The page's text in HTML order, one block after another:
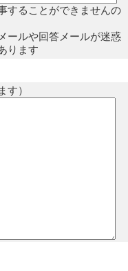
することができませんの
ールや回答メールが迷惑
ります
す）